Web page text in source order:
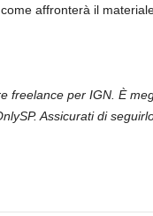
affronterà il
freelance per IGN. È
Assicurati di